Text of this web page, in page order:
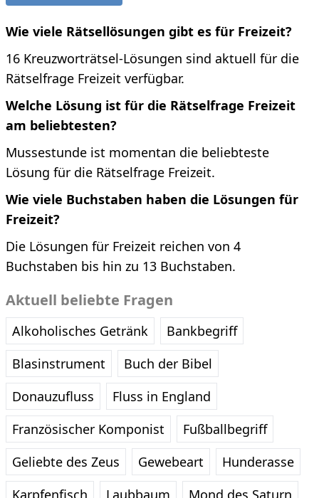
Wie viele Rätsellösungen gibt es für Freizeit?
16 Kreuzworträtsel-Lösungen sind aktuell für die
Rätselfrage Freizeit verfügbar.
Welche Lösung ist für die Rätselfrage Freizeit
am beliebtesten?
Mussestunde ist momentan die beliebteste
Lösung für die Rätselfrage Freizeit.
Wie viele Buchstaben haben die Lösungen für
Freizeit?
Die Lösungen für Freizeit reichen von 4
Buchstaben bis hin zu 13 Buchstaben.
Aktuell beliebte Fragen
Alkoholisches Getränk
Bankbegriff
Blasinstrument
Buch der Bibel
Donauzufluss
Fluss in England
Französischer Komponist
Fußballbegriff
Geliebte des Zeus
Gewebeart
Hunderasse
Karpfenfisch
Laubbaum Mond des Saturn